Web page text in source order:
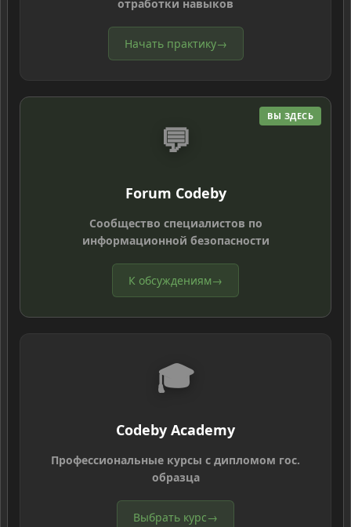
отработки навыков
Начать практику→
ВЫ ЗДЕСЬ
💬
Forum Codeby
Сообщество специалистов по
информационной безопасности
К обсуждениям→
🎓
Codeby Academy
Профессиональные курсы с дипломом гос.
образца
Выбрать курс→